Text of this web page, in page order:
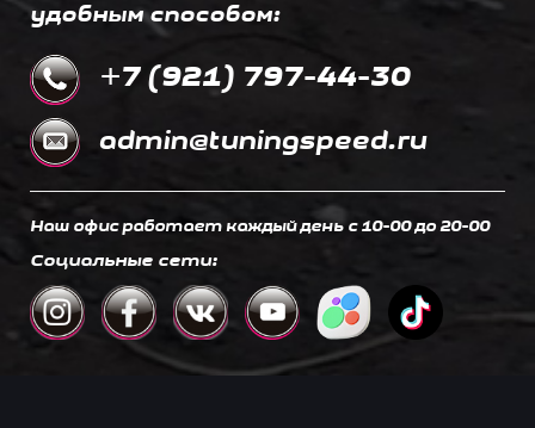
удобным способом:
+7 (921) 797-44-30
admin@tuningspeed.ru
Наш офис работает каждый день c 10-00 до 20-00
Социальные сети: